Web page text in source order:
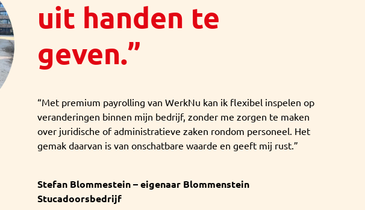
uit handen te
geven.”
“Met premium payrolling van WerkNu kan ik flexibel inspelen op
veranderingen binnen mijn bedrijf, zonder me zorgen te maken
over juridische of administratieve zaken rondom personeel. Het
gemak daarvan is van onschatbare waarde en geeft mij rust.”
Stefan Blommestein – eigenaar Blommenstein
Stucadoorsbedrijf